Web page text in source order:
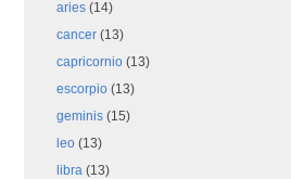
aries (14)
cancer (13)
capricornio (13)
escorpio (13)
geminis (15)
leo (13)
libra (13)